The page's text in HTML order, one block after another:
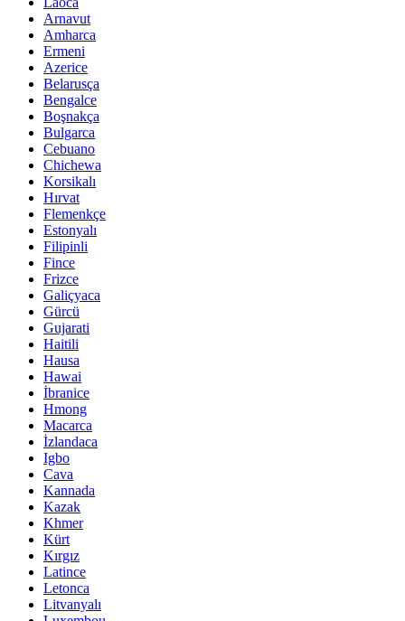
Arnavut
Amharca
Ermeni
Azerice
Belarusça
Bengalce
Boşnakça
Bulgarca
Cebuano
Chichewa
Korsikalı
Hırvat
Flemenkçe
Estonyalı
Filipinli
Fince
Frizce
Galiçyaca
Gürcü
Gujarati
Haitili
Hausa
Hawai
İbranice
Hmong
Macarca
İzlandaca
Igbo
Cava
Kannada
Kazak
Khmer
Kürt
Kırgız
Latince
Letonca
Litvanyalı